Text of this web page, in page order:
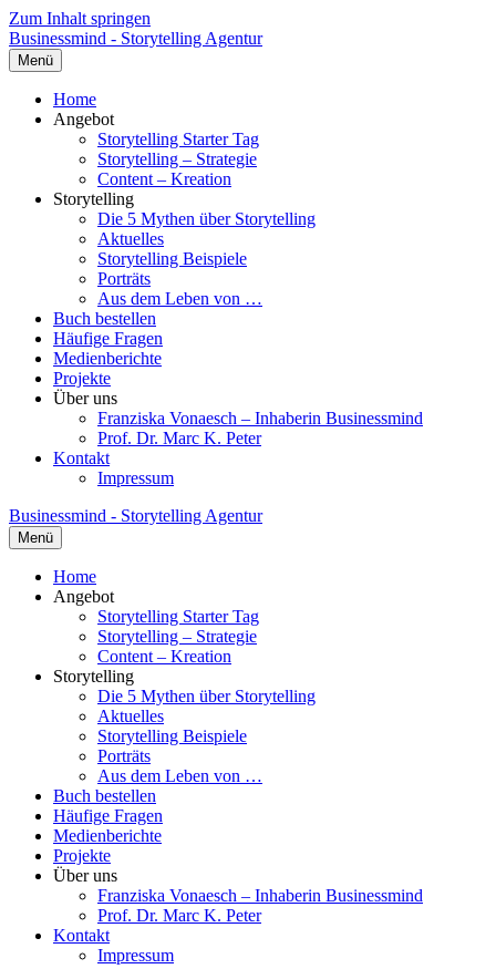
Zum Inhalt springen
Businessmind - Storytelling Agentur
Menü
Home
Angebot
Storytelling Starter Tag
Storytelling – Strategie
Content – Kreation
Storytelling
Die 5 Mythen über Storytelling
Aktuelles
Storytelling Beispiele
Porträts
Aus dem Leben von …
Buch bestellen
Häufige Fragen
Medienberichte
Projekte
Über uns
Franziska Vonaesch – Inhaberin Businessmind
Prof. Dr. Marc K. Peter
Kontakt
Impressum
Businessmind - Storytelling Agentur
Menü
Home
Angebot
Storytelling Starter Tag
Storytelling – Strategie
Content – Kreation
Storytelling
Die 5 Mythen über Storytelling
Aktuelles
Storytelling Beispiele
Porträts
Aus dem Leben von …
Buch bestellen
Häufige Fragen
Medienberichte
Projekte
Über uns
Franziska Vonaesch – Inhaberin Businessmind
Prof. Dr. Marc K. Peter
Kontakt
Impressum